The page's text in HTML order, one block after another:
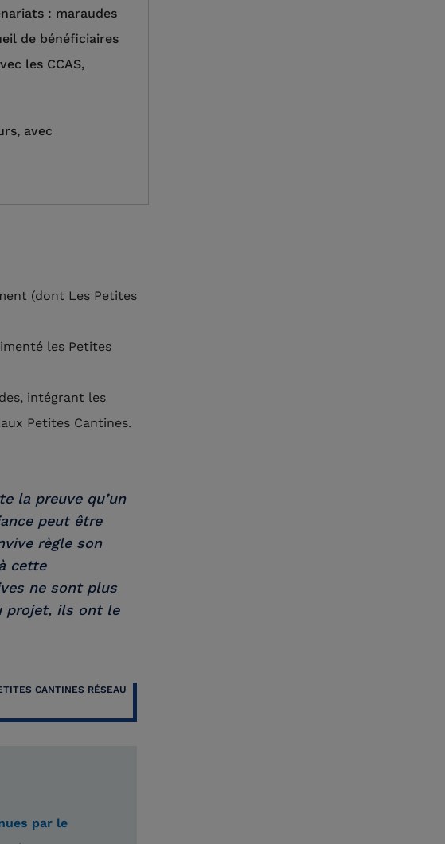
: maraudes
de bénéficiaires
les CCAS,
avec
(dont Les Petites
les Petites
intégrant les
Petites Cantines.
la preuve qu’un
peut être
règle son
cette
ne sont plus
projet, ils ont le
CANTINES RÉSEAU
par le